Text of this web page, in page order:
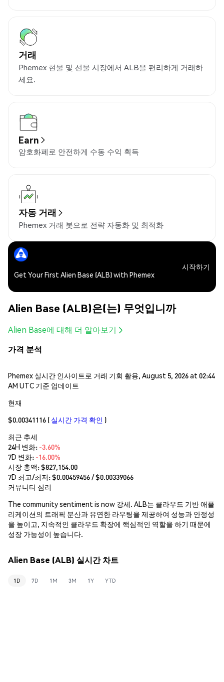
거래
Phemex 현물 및 선물 시장에서 ALB을 편리하게 거래하
세요.
Earn
암호화폐로 안전하게 수동 수익 획득
자동 거래
Phemex 거래 봇으로 전략 자동화 및 최적화
Get Your First Alien Base (ALB) with Phemex
시작하기
Alien Base (ALB)은(는) 무엇입니까
Alien Base에 대해 더 알아보기
가격 분석
Phemex 실시간 인사이트로 거래 기회 활용, August 5, 2026 at 02:44
AM UTC 기준 업데이트
현재
$0.00341116 ( 실시간 가격 확인 )
최근 추세
24H 변화: -3.60%
7D 변화: -16.00%
시장 총액:$827,154.00
7D 최고/최저: $0.00459456/ $0.00339066
커뮤니티 심리
The community sentiment is now 강세. ALB는 클라우드 기반 애플
리케이션의 트래픽 분산과 유연한 라우팅을 제공하여 성능과 안정성
을 높이고, 지속적인 클라우드 확장에 핵심적인 역할을 하기 때문에
성장 가능성이 높습니다.
Alien Base (ALB) 실시간 차트
1D 7D 1M 3M 1Y YTD